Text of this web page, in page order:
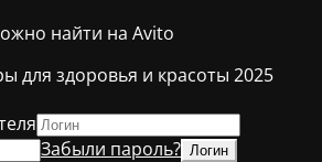
найти на Avito
для здоровья и красоты 2025
Забыли пароль?